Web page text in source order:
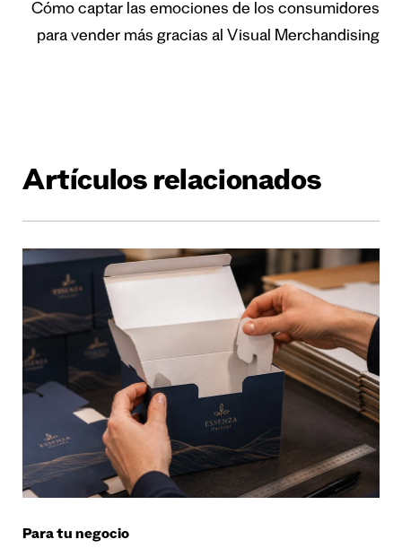
Cómo captar las emociones de los consumidores
para vender más gracias al Visual Merchandising
Artículos relacionados
Para tu negocio